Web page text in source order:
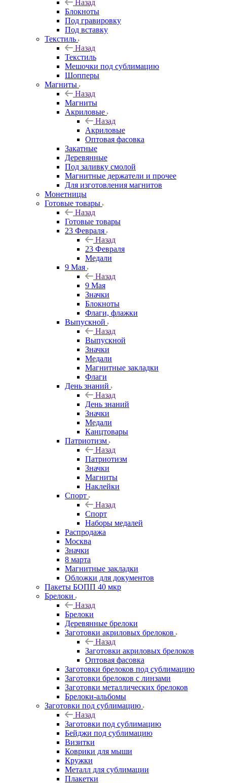
Назад
Блокноты
Под гравировку
Под вставку
Текстиль
Назад
Текстиль
Мешочки под сублимацию
Шопперы
Магниты
Назад
Магниты
Акриловые
Назад
Акриловые
Оптовая фасовка
Закатные
Деревянные
Под заливку смолой
Магнитные держатели и прочее
Для изготовления магнитов
Монетницы
Готовые товары
Назад
Готовые товары
23 Февраля
Назад
23 Февраля
Медали
9 Мая
Назад
9 Мая
Значки
Блокноты
Флаги, флажки
Выпускной
Назад
Выпускной
Значки
Медали
Магнитные закладки
Флаги
День знаний
Назад
День знаний
Значки
Медали
Канцтовары
Патриотизм
Назад
Патриотизм
Значки
Магниты
Наклейки
Спорт
Назад
Спорт
Наборы медалей
Распродажа
Москва
Значки
8 марта
Магнитные закладки
Обложки для документов
Пакеты БОПП 40 мкр
Брелоки
Назад
Брелоки
Деревянные брелоки
Заготовки акриловых брелоков
Назад
Заготовки акриловых брелоков
Оптовая фасовка
Заготовки брелоков под сублимацию
Заготовки брелоков с линзами
Заготовки металлических брелоков
Брелоки-альбомы
Заготовки под сублимацию
Назад
Заготовки под сублимацию
Бейджи под сублимацию
Визитки
Коврики для мыши
Кружки
Металл для сублимации
Плакетки